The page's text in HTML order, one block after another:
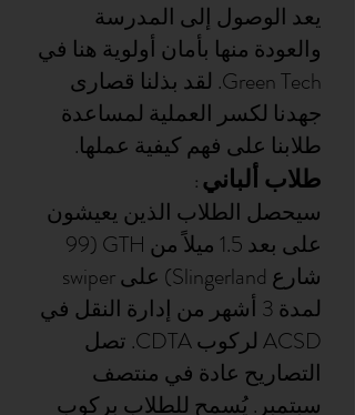
يعد الوصول إلى المدرسة
والعودة منها بأمان أولوية هنا في
Green Tech. لقد بذلنا قصارى
جهدنا لكسر العملية لمساعدة
طلابنا على فهم كيفية عملها.
طلاب ألباني :
سيحصل الطلاب الذين يعيشون
على بعد 1.5 ميلاً من GTH (99
شارع Slingerland) على swiper
لمدة 3 أشهر من إدارة النقل في
ACSD لركوب CDTA. تصل
التصاريح عادة في منتصف
سبتمبر. يُسمح للطلاب بركوب